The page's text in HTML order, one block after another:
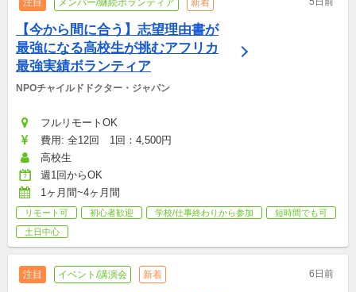
【今から間に合う】志望理由書が
最強になる高校生が挑むアフリカ
最強実績ボランティア
NPOチャイルドドクター・ジャパン
フルリモートOK
費用: 全12回　1回：4,500円
高校生
週1回からOK
1ヶ月間~4ヶ月間
リモート可 初心者歓迎 学校/仕事終わりから参加
短時間でも可
土日中心
注目 イベント/講演会 新着 6日前